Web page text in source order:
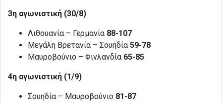
3η αγωνιστική (30/8)
Λιθουανία – Γερμανία 88-107
Μεγάλη Βρετανία – Σουηδία 59-78
Μαυροβούνιο – Φινλανδία 65-85
4η αγωνιστική (1/9)
Σουηδία – Μαυροβούνιο 81-87